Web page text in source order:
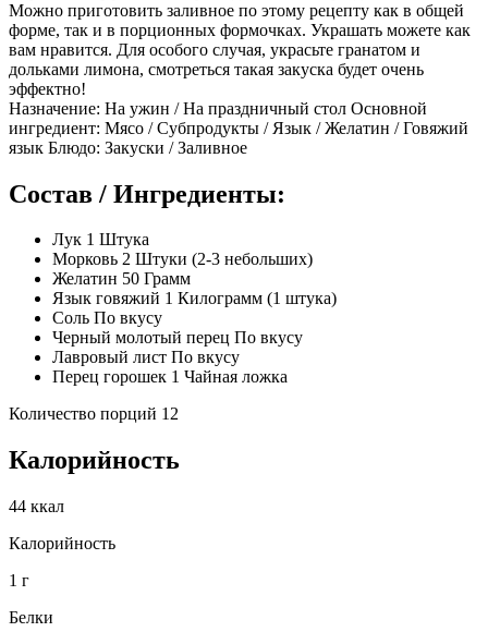
Можно приготовить заливное по этому рецепту как в общей
форме, так и в порционных формочках. Украшать можете как
вам нравится. Для особого случая, украсьте гранатом и
дольками лимона, смотреться такая закуска будет очень
эффектно!
Назначение: На ужин / На праздничный стол Основной
ингредиент: Мясо / Субпродукты / Язык / Желатин / Говяжий
язык Блюдо: Закуски / Заливное
Состав / Ингредиенты:
Лук 1 Штука
Морковь 2 Штуки (2-3 небольших)
Желатин 50 Грамм
Язык говяжий 1 Килограмм (1 штука)
Соль По вкусу
Черный молотый перец По вкусу
Лавровый лист По вкусу
Перец горошек 1 Чайная ложка
Количество порций 12
Калорийность
44 ккал
Калорийность
1 г
Белки